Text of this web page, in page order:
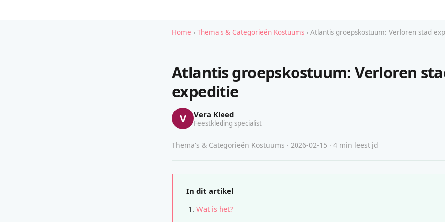
Home › Thema's & Categorieën Kostuums › Atlantis groepskostuum: Verloren stad
Atlantis groepskostuum: Verloren
expeditie
V Vera Kleed
Feestkleding specialist
Thema's & Categorieën Kostuums · 2026-02-15 · 4 min leestijd
In dit artikel
Wat is het?